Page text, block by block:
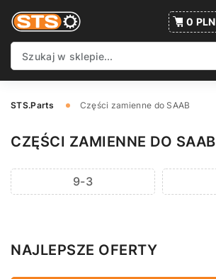
0 PLN
STS.Parts Części zamienne do SAAB
CZĘŚCI ZAMIENNE DO SAAB
9-3
NAJLEPSZE OFERTY